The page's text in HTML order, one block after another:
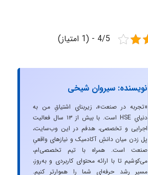
4/5 - (1 امتیاز)
نویسنده: سیروان شیخی
«تجربه در صنعت»، زیربنایِ اشتیاقِ من به
دنیایِ HSE است. با بیش از ۱۳ سال فعالیت
اجرایی و تخصصی، هدفم در این وب‌سایت،
پل زدن میان دانشِ آکادمیک و نیازهای واقعیِ
صنعت است. همراه با تیم تخصصی‌ام،
می‌کوشیم تا با ارائه محتوای کاربردی و به‌روز،
مسیرِ رشد حرفه‌ای شما را هموارتر کنیم.